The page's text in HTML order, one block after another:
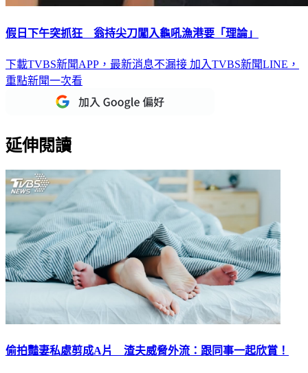
假日下午突抓狂 翁持尖刀闖入龜吼漁港要「理論」
下載TVBS新聞APP，最新消息不漏接 加入TVBS新聞LINE，
重點新聞一次看
延伸閱讀
偷拍豔妻私處剪成A片 渣夫威脅外流：跟同事一起欣賞！